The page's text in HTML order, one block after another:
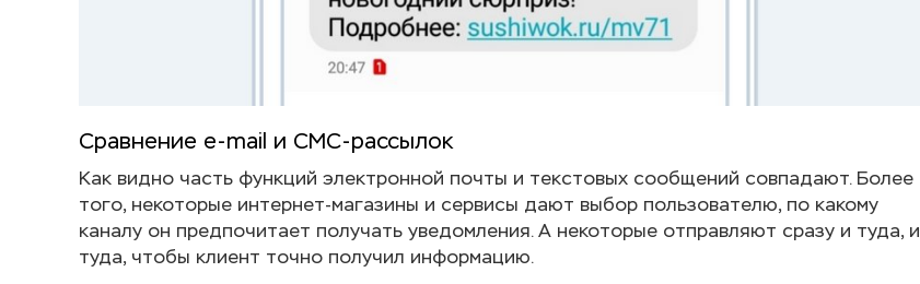
Сравнение e-mail и СМС-рассылок
Как видно часть функций электронной почты и текстовых сообщений совпадают. Более
того, некоторые интернет-магазины и сервисы дают выбор пользователю, по какому
каналу он предпочитает получать уведомления. А некоторые отправляют сразу и туда, и
туда, чтобы клиент точно получил информацию.